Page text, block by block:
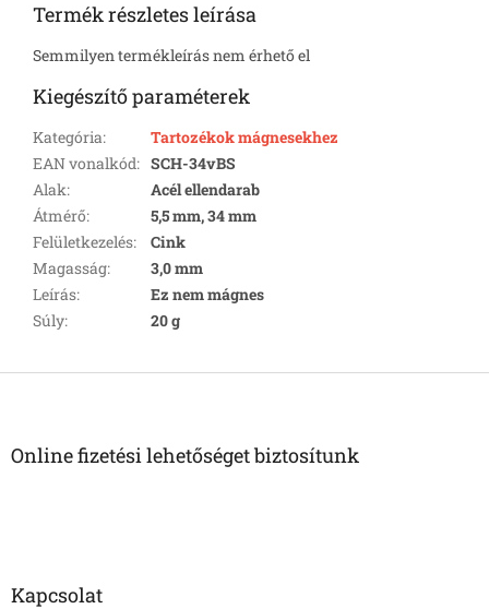
Termék részletes leírása
Semmilyen termékleírás nem érhető el
Kiegészítő paraméterek
Kategória:
Tartozékok mágnesekhez
EAN vonalkód: SCH-34vBS
Alak:
Acél ellendarab
Átmérő:
5,5 mm, 34 mm
Felületkezelés:
Cink
Magasság:
3,0 mm
Leírás:
Ez nem mágnes
Súly: 20 g
L
Online fizetési lehetőséget biztosítunk
Kapcsolat